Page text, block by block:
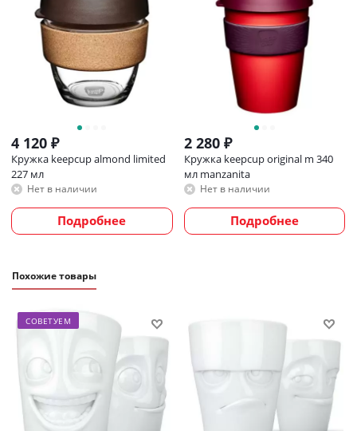
4 120 ₽
Кружка keepcup almond limited
227 мл
Нет в наличии
Подробнее
2 280₽
Кружка keepcup original m 340
мл manzanita
Нет в наличии
Подробнее
Похожие товары
СОВЕТУЕМ